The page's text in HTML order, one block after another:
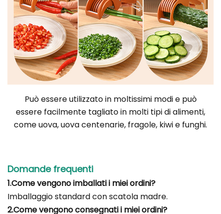
Può essere utilizzato in moltissimi modi e può
essere facilmente tagliato in molti tipi di alimenti,
come uova, uova centenarie, fragole, kiwi e funghi.
Domande frequenti
1.Come vengono imballati i miei ordini?
Imballaggio standard con scatola madre.
2.Come vengono consegnati i miei ordini?